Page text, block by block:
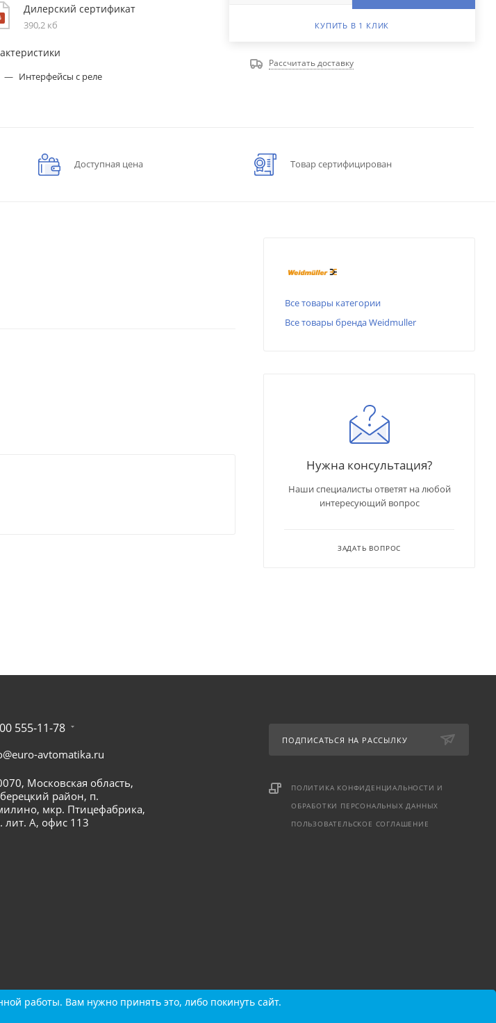
Дилерский сертификат
390,2 кб
— Интерфейсы с реле
КУПИТЬ В 1 КЛИК
Рассчитать доставку
Доступная цена Товар сертифицирован
Все товары категории
Все товары бренда Weidmuller
Нужна консультация?
Наши специалисты ответят на любой
интересующий вопрос
ЗАДАТЬ ВОПРОС
555-11-78
avtomatika.ru
Московская область,
район, п.
мкр. Птицефабрика,
лит. А, офис 113
ПОДПИСАТЬСЯ НА РАССЫЛКУ
ПОЛИТИКА КОНФИДЕНЦИАЛЬНОСТИ И
ОБРАБОТКИ ПЕРСОНАЛЬНЫХ ДАННЫХ
ПОЛЬЗОВАТЕЛЬСКОЕ СОГЛАШЕНИЕ
работы. Вам нужно принять это, либо покинуть сайт.